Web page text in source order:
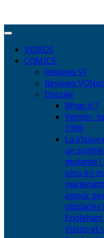
VIDEOS
COMICS
Reviews VF
Reviews VO
Dossier
What if ?
Venom :
1998
La Vision
un
mutante !
vécu en
amour
obstacles
Vision et